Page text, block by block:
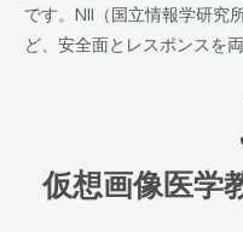
です。NII（国立情報学研究
ど、安全面とレスポンスを
仮想画像医学